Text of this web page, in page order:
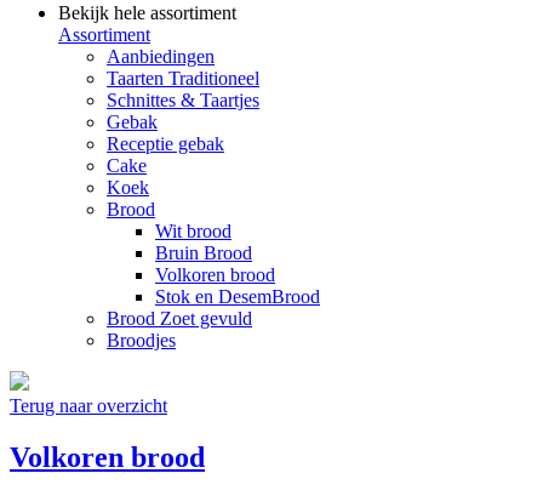
Bekijk hele assortiment
Assortiment
Aanbiedingen
Taarten Traditioneel
Schnittes & Taartjes
Gebak
Receptie gebak
Cake
Koek
Brood
Wit brood
Bruin Brood
Volkoren brood
Stok en DesemBrood
Brood Zoet gevuld
Broodjes
Terug naar overzicht
Volkoren brood